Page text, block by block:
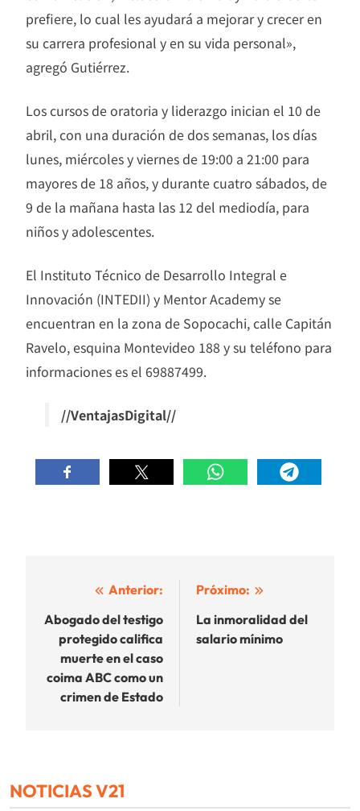
prefiere, lo cual les ayudará a mejorar y crecer en
su carrera profesional y en su vida personal»,
agregó Gutiérrez.
Los cursos de oratoria y liderazgo inician el 10 de
abril, con una duración de dos semanas, los días
lunes, miércoles y viernes de 19:00 a 21:00 para
mayores de 18 años, y durante cuatro sábados, de
9 de la mañana hasta las 12 del mediodía, para
niños y adolescentes.
El Instituto Técnico de Desarrollo Integral e
Innovación (INTEDII) y Mentor Academy se
encuentran en la zona de Sopocachi, calle Capitán
Ravelo, esquina Montevideo 188 y su teléfono para
informaciones es el 69887499.
//VentajasDigital//
Navegación
de
entradas
Anterior:
Abogado del testigo
protegido califica
muerte en el caso
coima ABC como un
crimen de Estado
Próximo:
La inmoralidad del
salario mínimo
NOTICIAS V21